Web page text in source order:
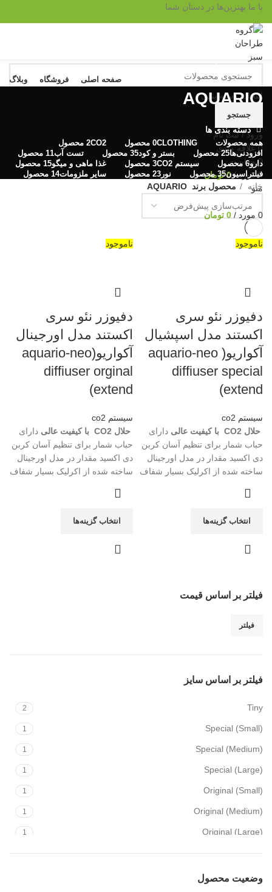
با ما بهترین‌ها در دستان شما
انتخاب دسته بندی
جستجو
ورود / ثبت نام
0 علاقه مندی
0 مقايسه
0 مورد /
0 تومان
منو
0 مورد /
0 تومان
مرور دسته ها
صفحه اصلی فروشگاه وبلاگ
AQUARIO
دسته بندی ها
همه محصولات CLOTHING0 محصول CO22 محصول
افزودنی‌ها25 محصول بستر و کود35 محصول تست آب11 محصول
دارو6 محصول سیستم CO2 3 محصول غذا ماهی و میگو15 محصول
فیلتراسیون35 محصول نور 23 محصول سایر ملزومات14 محصول
فیلتر بر اساس قیمت
فیلتر
فیلتر بر اساس سایز
Tiny
2
Special (Small)
1
Special (Medium)
1
Special (Large)
1
Original (Small)
1
Original (Medium)
1
Original (Large)
1
وضعیت محصول
خانه محصول برند AQUARIO
ناموجود
دفیوزر نئو سری
اکستند مدل اسپشیال
آکواریو( aquario-neo
diffiuser special
extend)
سیستم co2
حلال
با کیفیت عالی دارای
حباب شمار برای تنظیم آسان کربن
دی اکسید مقدار در مدل اورجینال
ساخته شده از اکرلیک بسیار شفاف
انتخاب گزینه‌ها
ناموجود
دفیوزر نئو سری
اکستند مدل اورجینال
آکواریو(aquario-neo
diffiuser orginal
extend)
سیستم co2
حلال
با کیفیت عالی دارای
حباب شمار برای تنظیم آسان کربن
دی اکسید مقدار در مدل اورجینال
ساخته شده از اکرلیک بسیار شفاف
انتخاب گزینه‌ها